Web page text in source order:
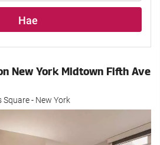
Hae
New York Midtown Fifth Ave
Square - New York